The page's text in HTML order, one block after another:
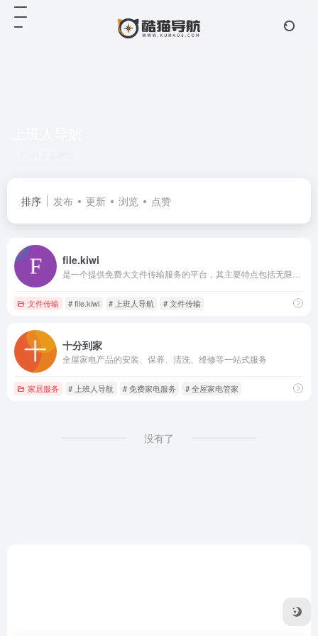
排序 发布 更新 浏览 点赞
file.kiwi
文件传输 # file.kiwi # 上班人导航 # 文件传输
十分到家
全屋家电产品的安装、保养、清洗、维修等一站式服务
家居服务 # 上班人导航 # 免费家电服务 # 全屋家电管家
没有了